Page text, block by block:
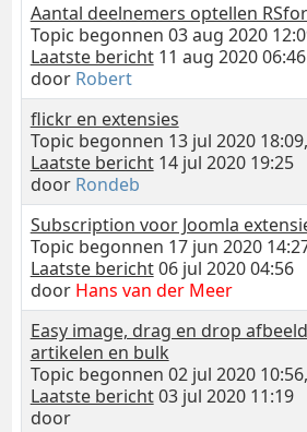
Aantal deelnemers optellen
Topic begonnen 03 aug 2020
Laatste bericht11 aug 2020 06:46
door Robert
flickr en extensies
Topic begonnen 13 jul 2020
Laatste bericht14 jul 2020 19:25
door Rondeb
Subscription voor Joomla
Topic begonnen 17 jun 2020
Laatste bericht06 jul 2020 04:56
door Hans van der Meer
Easy image, drag en drop
artikelen en bulk
Topic begonnen 02 jul 2020
Laatste bericht03 jul 2020 11:19
door